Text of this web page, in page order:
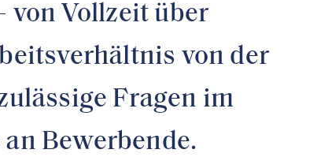
von Vollzeit über
von der
Fragen im
Bewerbende.